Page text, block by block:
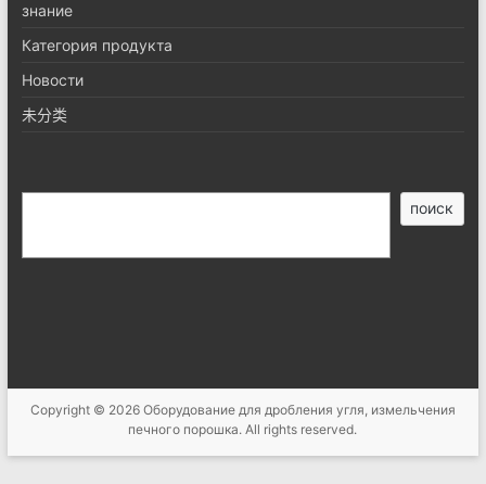
знание
Категория продукта
Новости
未分类
поиск
Copyright © 2026 Оборудование для дробления угля, измельчения
печного порошка. All rights reserved.